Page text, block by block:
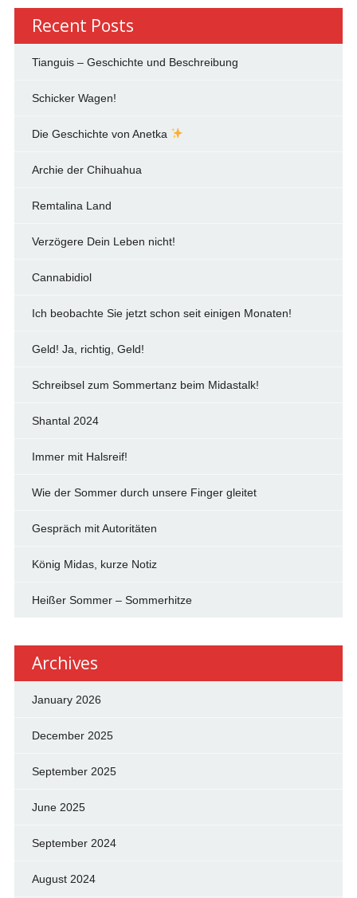
Recent Posts
Tianguis – Geschichte und Beschreibung
Schicker Wagen!
Die Geschichte von Anetka
Archie der Chihuahua
Remtalina Land
Verzögere Dein Leben nicht!
Cannabidiol
Ich beobachte Sie jetzt schon seit einigen Monaten!
Geld! Ja, richtig, Geld!
Schreibsel zum Sommertanz beim Midastalk!
Shantal 2024
Immer mit Halsreif!
Wie der Sommer durch unsere Finger gleitet
Gespräch mit Autoritäten
König Midas, kurze Notiz
Heißer Sommer – Sommerhitze
Archives
January 2026
December 2025
September 2025
June 2025
September 2024
August 2024